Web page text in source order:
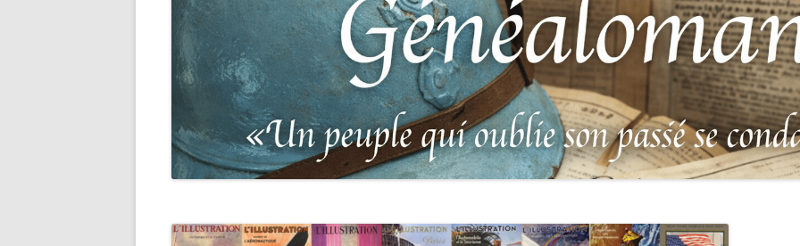
RECHERCHER UN RÉSISTANT
RECHERCHER UN PRISONNIER DE
GUERRE
RECHERCHER UNE VICTIME DES
PERSÉCUTIONS NAZIS
RECHERCHER UN SOLDAT
RECHERCHER UN SOLDAT
BASE DE RECHERCHE DES
TABLEAUX D’HONNEUR DE
L’ILLUSTRATION, VÉRITABLE LIVRE
D’OR, RÉUNISSANT LES PORTRAITS
DES PLUS HÉROÏQUES SOLDATS
DE 1914-1918
BASE DES DISPARUS DU JOURNAL
PHARE DE LA LOIRE – « HOMMAGE
IDENTIFIER UNE MÉDAILLE OU
DÉCORATION
LEXIQUE DES ABRÉVIATIONS
MILITAIRES
CATALOGUES DES OBLITÉRATIONS
MILITAIRES FRANÇAISES 1914-1918
LES SOLDATS
N°65 – LE CLION-
LE CLION-SUR-MER :
AUX MORTS VIRTUEL
FRANCO-ALLEMANDE
1871